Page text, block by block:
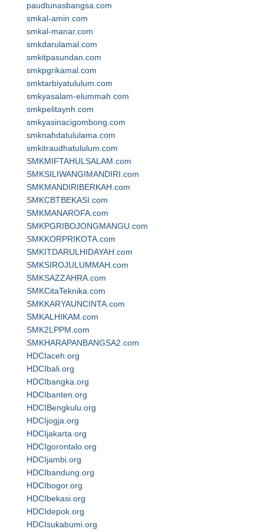
paudtunasbangsa.com
smkal-amin.com
smkal-manar.com
smkdarulamal.com
smkitpasundan.com
smkpgrikamal.com
smktarbiyatululum.com
smkyasalam-elummah.com
smkpelitaynh.com
smkyasinacigombong.com
smknahdatululama.com
smkitraudhatululum.com
SMKMIFTAHULSALAM.com
SMKSILIWANGIMANDIRI.com
SMKMANDIRIBERKAH.com
SMKCBTBEKASI.com
SMKMANAROFA.com
SMKPGRIBOJONGMANGU.com
SMKKORPRIKOTA.com
SMKITDARULHIDAYAH.com
SMKSIROJULUMMAH.com
SMKSAZZAHRA.com
SMKCitaTeknika.com
SMKKARYAUNCINTA.com
SMKALHIKAM.com
SMK2LPPM.com
SMKHARAPANBANGSA2.com
HDCIaceh.org
HDCIbali.org
HDCIbangka.org
HDCIbanten.org
HDCIBengkulu.org
HDCIjogja.org
HDCIjakarta.org
HDCIgorontalo.org
HDCIjambi.org
HDCIbandung.org
HDCIbogor.org
HDCIbekasi.org
HDCIdepok.org
HDCIsukabumi.org